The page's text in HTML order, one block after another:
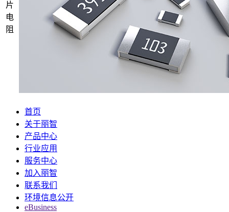
片
电
阻
首页
关于丽智
产品中心
行业应用
服务中心
加入丽智
联系我们
环境信息公开
eBusiness